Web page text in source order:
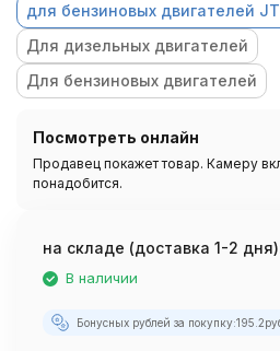
для бензиновых двигателей
Для дизельных двигателей
Для бензиновых двигателей
Посмотреть онлайн
Продавец покажет товар. Камеру
понадобится.
на складе (доставка 1-2
В наличии
Бонусных рублей за покупку:195.2